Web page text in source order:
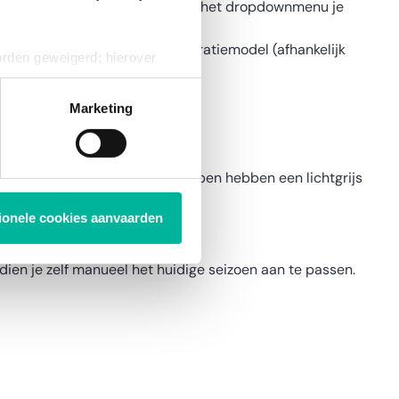
geweigerd; hierover
op elk moment intrekken
Marketing
cookies aanvaarden
bovenaan op deze pagina in het dropdownmenu je
of facturatiemodel (afhankelijk
hebben. Inactieve groepen hebben een lichtgrijs
hier
je zelf manueel het huidige seizoen aan te passen.